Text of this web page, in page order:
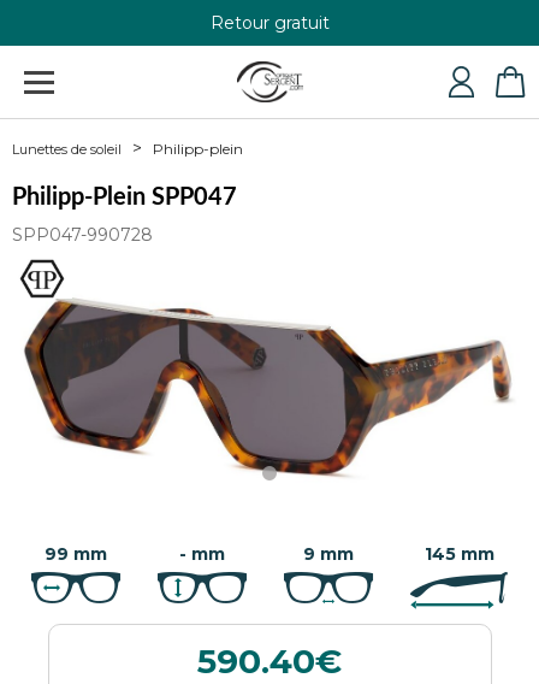
Retour gratuit
+33 4 79 24 76 84
Lunettes de soleil Philipp-plein
Philipp-Plein SPP047
SPP047-990728
99 mm - mm 9 mm 145 mm
590.40